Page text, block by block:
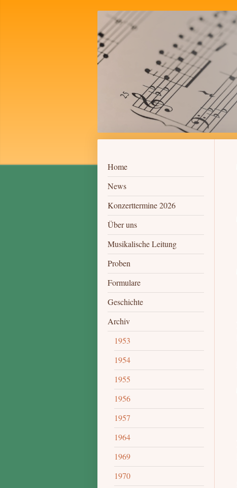
Home
News
Konzerttermine 2026
Über uns
Musikalische Leitung
Proben
Formulare
Geschichte
Archiv
1953
1954
1955
1956
1957
1964
1969
1970